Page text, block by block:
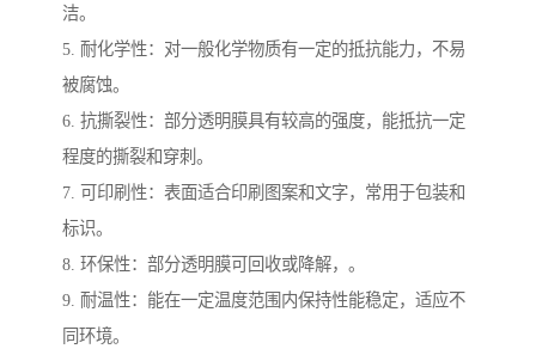
洁。
5. 耐化学性：对一般化学物质有一定的抵抗能力，不易
被腐蚀。
6. 抗撕裂性：部分透明膜具有较高的强度，能抵抗一定
程度的撕裂和穿刺。
7. 可印刷性：表面适合印刷图案和文字，常用于包装和
标识。
8. 环保性：部分透明膜可回收或降解，。
9. 耐温性：能在一定温度范围内保持性能稳定，适应不
同环境。